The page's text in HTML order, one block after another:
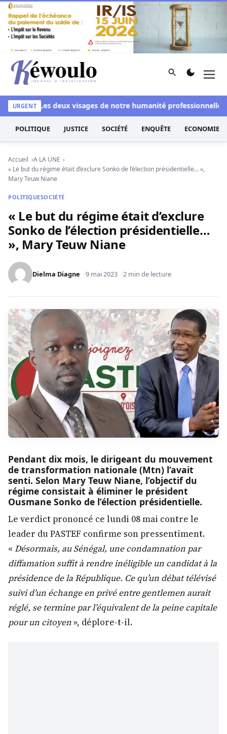
Aller au contenu
Kéwoulo, le premier site d'information et d'investigation
Rechercher
URGENTLes deux visages de notre humanité professionnelle :
POLITIQUE JUSTICE SOCIÉTÉ ENQUÊTE ECONOMIE
Accueil
A LA UNE
« Le but du régime était d’exclure Sonko de l’élection présidentielle… »,
Mary Teuw Niane
POLITIQUESOCIÉTÉ
« Le but du régime était d’exclure
Sonko de l’élection présidentielle…
», Mary Teuw Niane
Dielma Diagne 9 mai 2023 2 min de lecture
Pendant dix mois, le dirigeant du mouvement
de transformation nationale (Mtn) l’avait
senti. Selon Mary Teuw Niane, l’objectif du
régime consistait à éliminer le président
Ousmane Sonko de l’élection présidentielle.
Le verdict prononcé ce lundi 08 mai contre le
leader du PASTEF confirme son pressentiment.
«Désormais, au Sénégal, une condamnation par
diffamation suffit à rendre inéligible un candidat à la
présidence de la République. Ce qu’un débat télévisé
suivi d’un échange en privé entre gentlemen aurait
réglé, se termine par l’équivalent de la peine capitale
pour un citoyen», déplore-t-il.